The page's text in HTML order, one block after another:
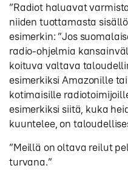
”Radiot haluavat
niiden tuottamasta
esimerkin: ”Jos
radio-ohjelmia
koituva valtava
esimerkiksi Amazonille
kotimaisille
esimerkiksi siitä, kuka
kuuntelee, on
”Meillä on oltava reilut
turvana.”